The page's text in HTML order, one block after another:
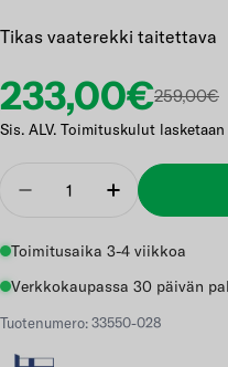
Tikas vaaterekki taitettava
Etuhinta
233,00€259,00€
Sis. ALV. Toimituskulut
Vähennä Lisää
Toimitusaika 3-4 viikkoa
Verkkokaupassa 30 päivän
Tuotenumero: 33550-028